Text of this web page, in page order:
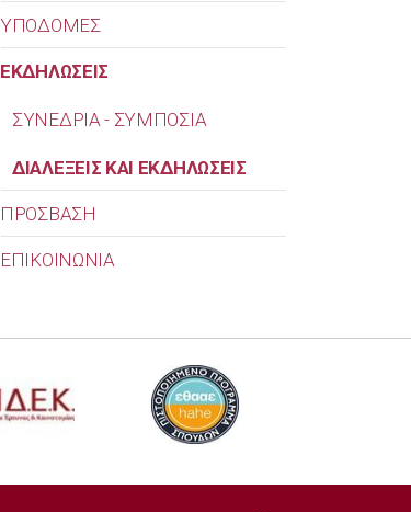
ΥΠΟΔΟΜΕΣ
ΕΚΔΗΛΩΣΕΙΣ
ΣΥΝΕΔΡΙΑ - ΣΥΜΠΟΣΙΑ
ΔΙΑΛΕΞΕΙΣ ΚΑΙ ΕΚΔΗΛΩΣΕΙΣ
ΠΡΟΣΒΑΣΗ
ΕΠΙΚΟΙΝΩΝΙΑ